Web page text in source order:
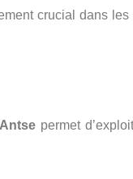
crucial dans
Antse permet